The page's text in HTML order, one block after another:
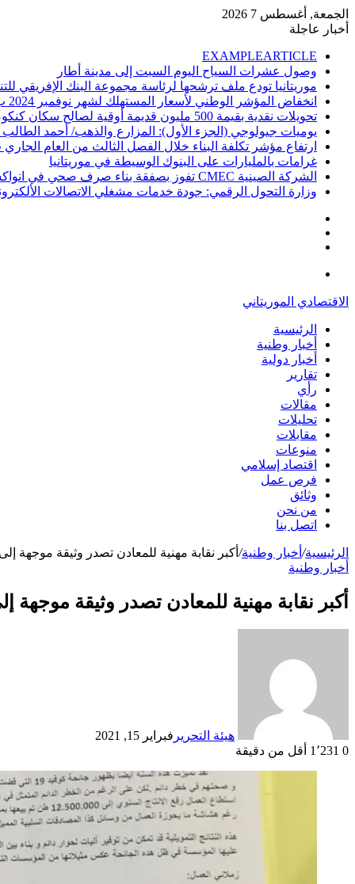
الجمعة, أغسطس 7 2026
أخبار عاجلة
EXAMPLEARTICLE
وصول عشرات السياح اليوم السبت إلى مدينة أطار
موريتانيا تودع ملف ترشحها لرئاسة مجموعة البنك الإفريقي
انخفاض المؤشر الوطني لأسعار المستهلك لشهر نوفمبر 2024 ب 1%
تحويلات نقدية بقيمة 500 مليون قديمة أوقية لصالح سكان كنكوصة
يوميات جيولوجي (الجزء الأول): المزارع والذهب/ أحمد
ارتفاع مؤشر تكلفة البناء خلال الفصل الثالث من العام الجاري ب
غرامات بالمليارات على البنوك الوسيطة في موريتانيا
الشركة الصينية CMEC تفوز بصفقة بناء صرف صحي في انواكشوط
وزارة التحول الرقمي: جودة خدمات مشغلي الاتصالات
الاقتصادي الموريتاني
الرئيسية
أخبار وطنية
أخبار دولية
تقارير
رأي
مقالات
تحليلات
مقابلات
منوعات
اقتصاد إسلامي
فرص عمل
وثائق
من نحن
اتصل بنا
الرئيسية/ أخبار وطنية/ أكبر نقابة مهنية للمعادن تصدر وثيقة موجهة
أخبار وطنية
أكبر نقابة مهنية للمعادن تصدر وثيقة موجهة
هيئة التحرير فبراير 15, 2021
0
أقل من دقيقة